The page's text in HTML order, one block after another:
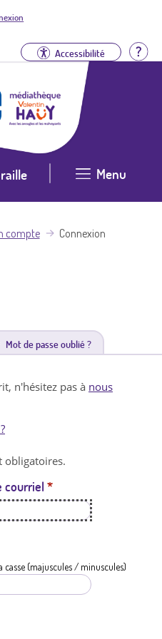
Accessibilité
Menu
compte Connexion
Mot de passe oublié ?
n'hésitez pas à nous
obligatoires.
courriel *
casse (majuscules / minuscules)